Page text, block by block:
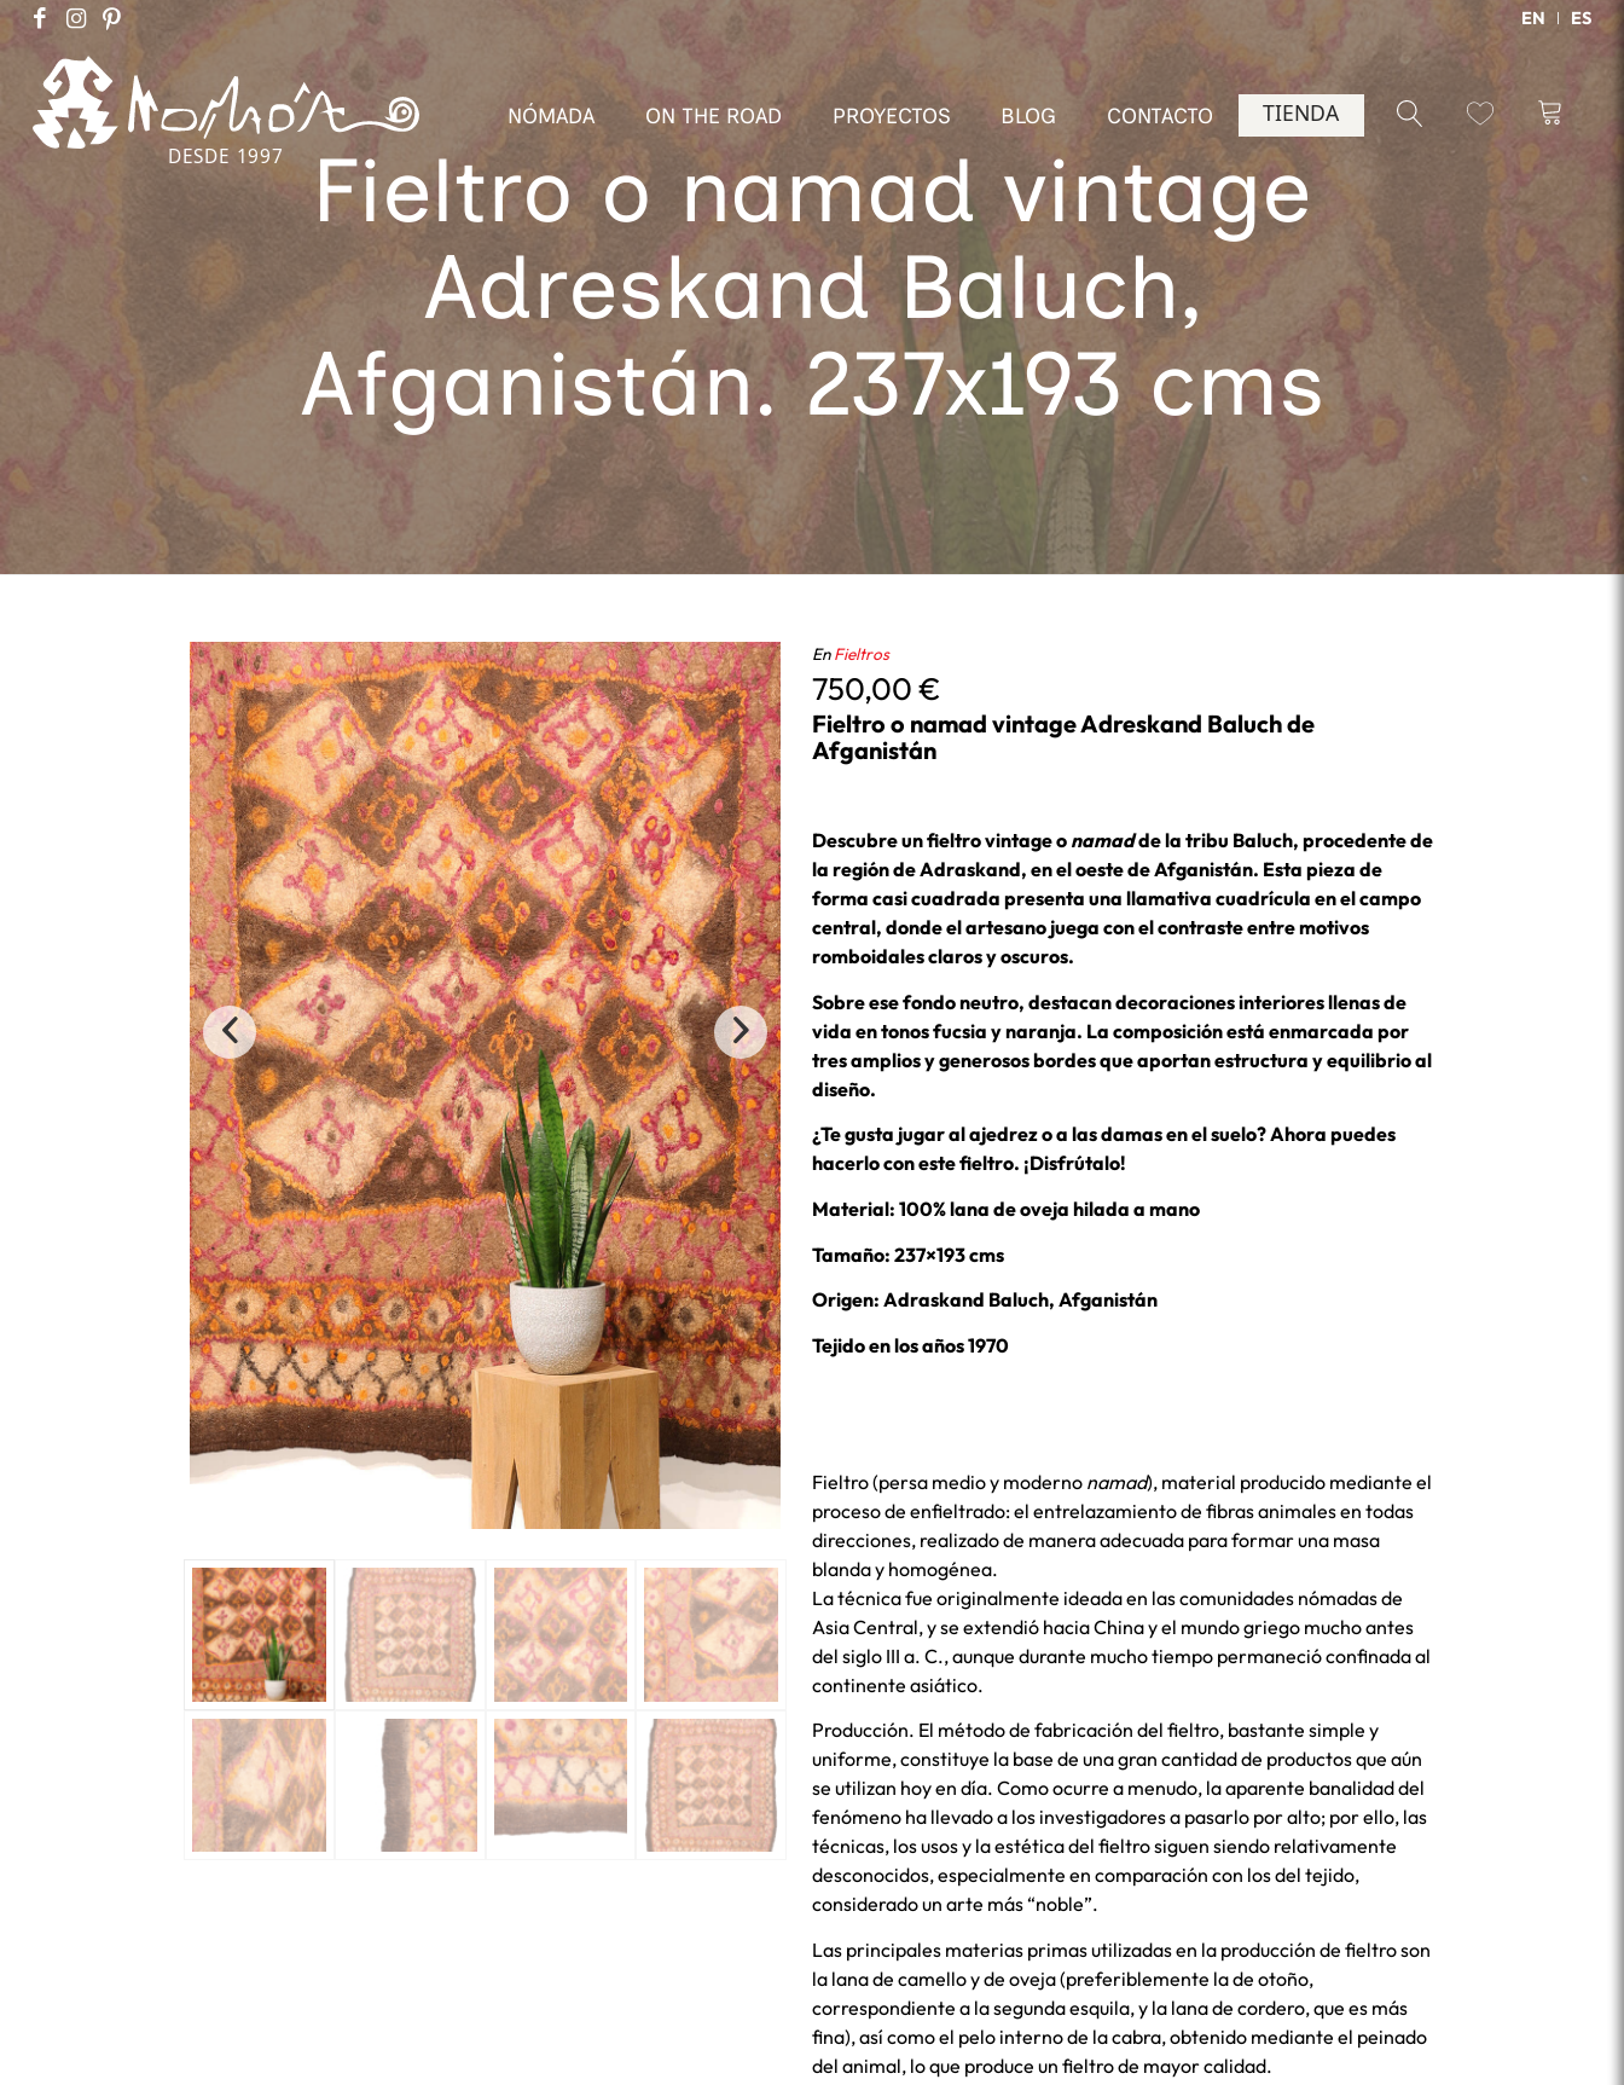
EN ES
DESDE 1997
NÓMADA ON THE ROAD PROYECTOS BLOG CONTACTO TIENDA
Fieltro o namad vintage
Adreskand Baluch,
Afganistán. 237x193 cms
EnFieltros
750,00€
Fieltro o namad vintage Adreskand Baluch de
Afganistán
Descubre un fieltro vintage o namadde la tribu Baluch, procedente de
la región de Adraskand, en el oeste de Afganistán. Esta pieza de
forma casi cuadrada presenta una llamativa cuadrícula en el campo
central, donde el artesano juega con el contraste entre motivos
romboidales claros y oscuros.
Sobre ese fondo neutro, destacan decoraciones interiores llenas de
vida en tonos fucsia y naranja. La composición está enmarcada por
tres amplios y generosos bordes que aportan estructura y equilibrio al
diseño.
¿Te gusta jugar al ajedrez o a las damas en el suelo? Ahora puedes
hacerlo con este fieltro. ¡Disfrútalo!
Material: 100% lana de oveja hilada a mano
Tamaño: 237×193 cms
Origen: Adraskand Baluch, Afganistán
Tejido en los años 1970
Fieltro (persa medio y moderno namad), material producido mediante el
proceso de enfieltrado: el entrelazamiento de fibras animales en todas
direcciones, realizado de manera adecuada para formar una masa
blanda y homogénea.
La técnica fue originalmente ideada en las comunidades nómadas de
Asia Central, y se extendió hacia China y el mundo griego mucho antes
del siglo III a. C., aunque durante mucho tiempo permaneció confinada al
continente asiático.
Producción. El método de fabricación del fieltro, bastante simple y
uniforme, constituye la base de una gran cantidad de productos que aún
se utilizan hoy en día. Como ocurre a menudo, la aparente banalidad del
fenómeno ha llevado a los investigadores a pasarlo por alto; por ello, las
técnicas, los usos y la estética del fieltro siguen siendo relativamente
desconocidos, especialmente en comparación con los del tejido,
considerado un arte más “noble”.
Las principales materias primas utilizadas en la producción de fieltro son
la lana de camello y de oveja (preferiblemente la de otoño,
correspondiente a la segunda esquila, y la lana de cordero, que es más
fina), así como el pelo interno de la cabra, obtenido mediante el peinado
del animal, lo que produce un fieltro de mayor calidad.